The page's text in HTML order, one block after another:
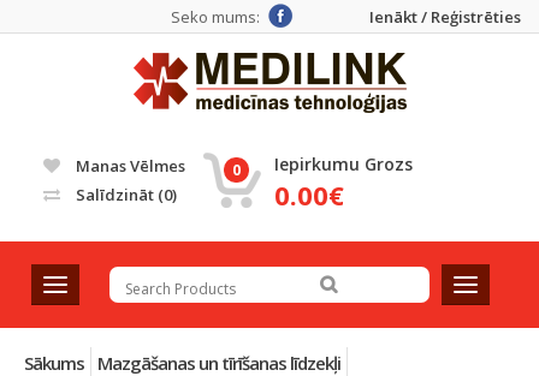
Ienākt / Reģistrēties
Seko mums:
Manas Vēlmes
Salīdzināt (0)
0 Iepirkumu Grozs
0.00€
T
o
g
g
T
o
g
Sākums Mazgāšanas un tīrīšanas līdzekļi